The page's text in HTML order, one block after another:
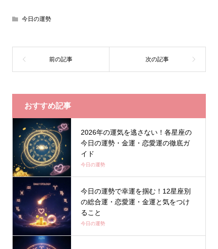
今日の運勢
おすすめ記事
2026年の運気を逃さない！各星座の
今日の運勢・金運・恋愛運の徹底ガ
イド
今日の運勢
今日の運勢で幸運を掴む！12星座別
の総合運・恋愛運・金運と気をつけ
ること
今日の運勢